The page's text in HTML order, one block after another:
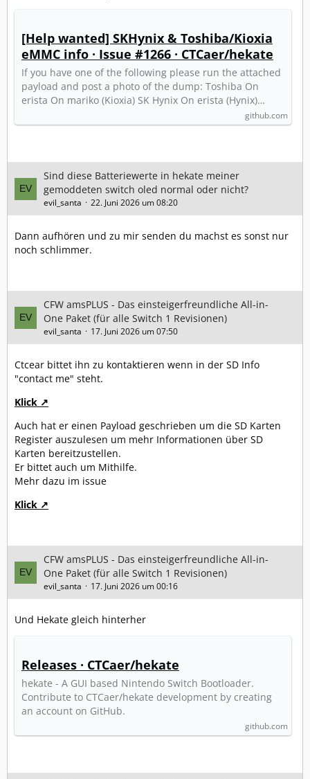
[Help wanted] SKHynix & Toshiba/Kioxia
eMMC info · Issue #1266 · CTCaer/hekate
If you have one of the following please run the attached
payload and post a photo of the dump: Toshiba On
erista On mariko (Kioxia) SK Hynix On erista (Hynix)…
github.com
Sind diese Batteriewerte in hekate meiner
gemoddeten switch oled normal oder nicht?
evil_santa 22. Juni 2026 um 08:20
Dann aufhören und zu mir senden du machst es sonst nur
noch schlimmer.
CFW amsPLUS - Das einsteigerfreundliche All-in-
One Paket (für alle Switch 1 Revisionen)
evil_santa 17. Juni 2026 um 07:50
Ctcear bittet ihn zu kontaktieren wenn in der SD Info
"contact me" steht.
Klick
Auch hat er einen Payload geschrieben um die SD Karten
Register auszulesen um mehr Informationen über SD
Karten bereitzustellen.
Er bittet auch um Mithilfe.
Mehr dazu im issue
Klick
CFW amsPLUS - Das einsteigerfreundliche All-in-
One Paket (für alle Switch 1 Revisionen)
evil_santa 17. Juni 2026 um 00:16
Und Hekate gleich hinterher
Releases · CTCaer/hekate
hekate - A GUI based Nintendo Switch Bootloader.
Contribute to CTCaer/hekate development by creating
an account on GitHub.
github.com